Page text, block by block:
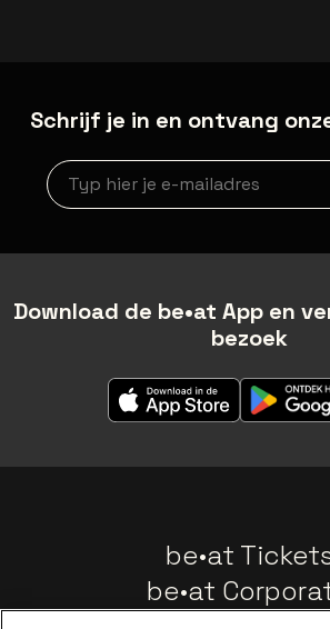
Schrijf je in en ontvang
newsLetterLabel
Download de be•at App en
bezoek
be•at
be•at